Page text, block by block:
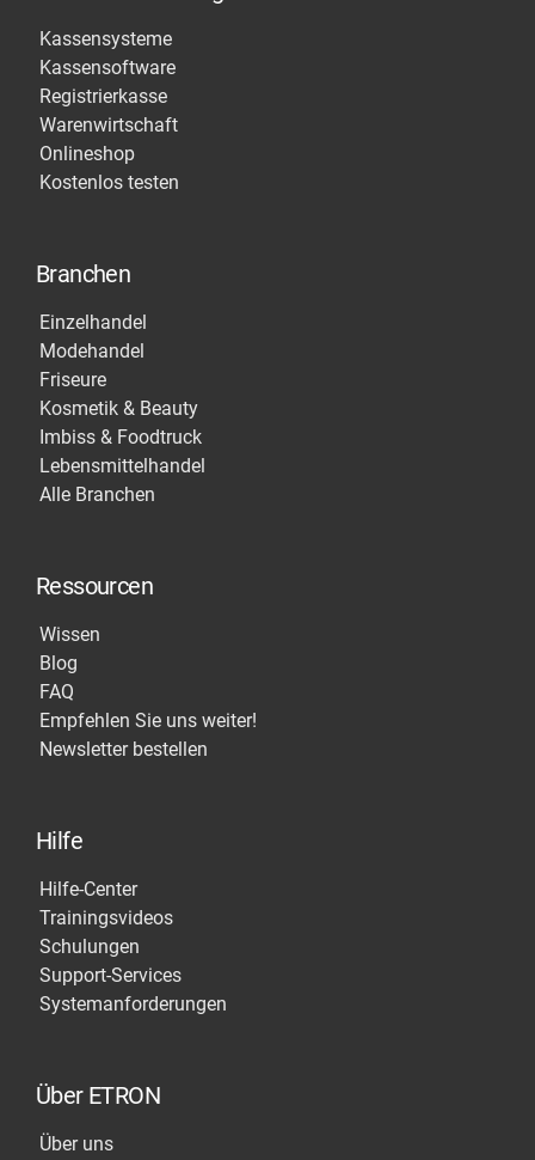
Kassensysteme
Kassensoftware
Registrierkasse
Warenwirtschaft
Onlineshop
Kostenlos testen
Branchen
Einzelhandel
Modehandel
Friseure
Kosmetik & Beauty
Imbiss & Foodtruck
Lebensmittelhandel
Alle Branchen
Ressourcen
Wissen
Blog
FAQ
Empfehlen Sie uns weiter!
Newsletter bestellen
Hilfe
Hilfe-Center
Trainingsvideos
Schulungen
Support-Services
Systemanforderungen
Über ETRON
Über uns